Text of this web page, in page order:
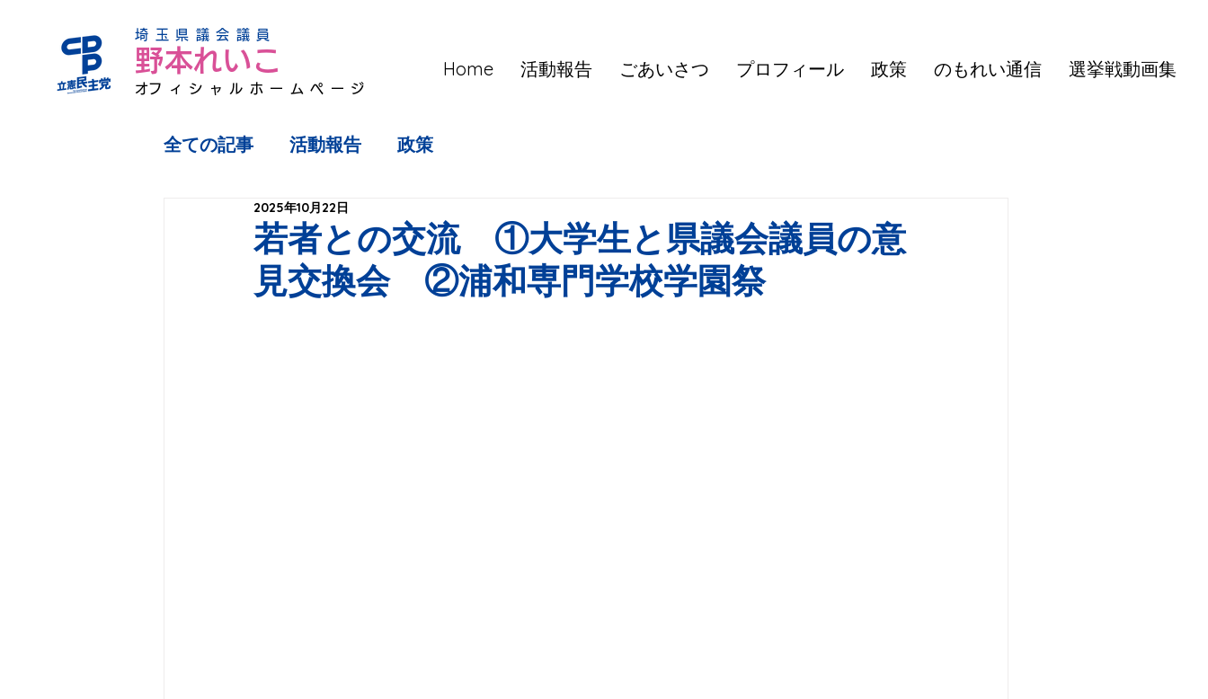
埼玉県議会議員
​オフィシャルホームページ
野本れいこ Home 活動報告 ごあいさつ プロフィール 政策 のもれい通信 選挙戦動画集
全ての記事 活動報告 政策
若者との交流 ①大学生と県議会議員の意
見交換会 ②浦和専門学校学園祭
2025年10月22日